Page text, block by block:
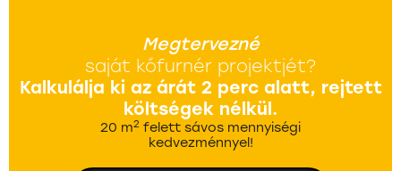
Megtervezné
saját kőfurnér projektjét?
Kalkulálja ki az árát 2 perc alatt, rejtett
költségek nélkül.
20 m2 felett sávos mennyiségi
kedvezménnyel!